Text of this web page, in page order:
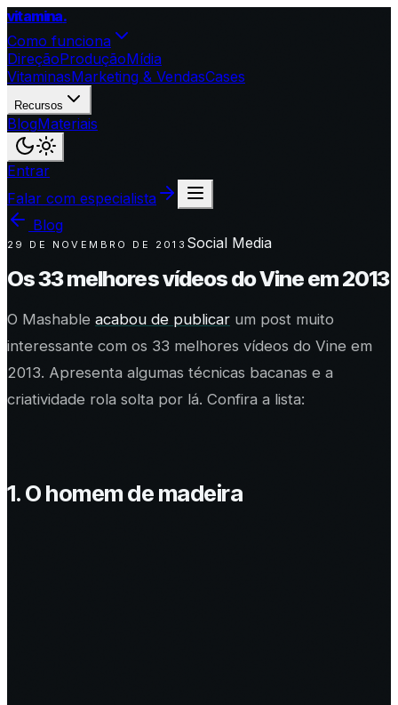
vitamina.
Como funciona
DireçãoProduçãoMídia
VitaminasMarketing & VendasCases
Recursos
BlogMateriais
Entrar
Falar com especialista
Blog
29 DE NOVEMBRO DE 2013 Social Media
Os 33 melhores vídeos do Vine em 2013
O Mashable acabou de publicar um post muito
interessante com os 33 melhores vídeos do Vine em
2013. Apresenta algumas técnicas bacanas e a
criatividade rola solta por lá. Confira a lista:
1. O homem de madeira